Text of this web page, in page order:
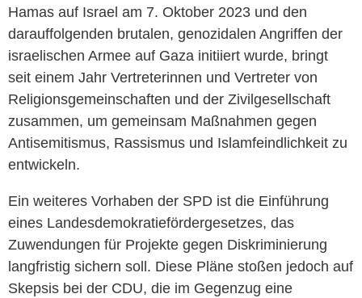
Hamas auf Israel am 7. Oktober 2023 und den
darauffolgenden brutalen, genozidalen Angriffen der
israelischen Armee auf Gaza initiiert wurde, bringt
seit einem Jahr Vertreterinnen und Vertreter von
Religionsgemeinschaften und der Zivilgesellschaft
zusammen, um gemeinsam Maßnahmen gegen
Antisemitismus, Rassismus und Islamfeindlichkeit zu
entwickeln.
Ein weiteres Vorhaben der SPD ist die Einführung
eines Landesdemokratiefördergesetzes, das
Zuwendungen für Projekte gegen Diskriminierung
langfristig sichern soll. Diese Pläne stoßen jedoch auf
Skepsis bei der CDU, die im Gegenzug eine